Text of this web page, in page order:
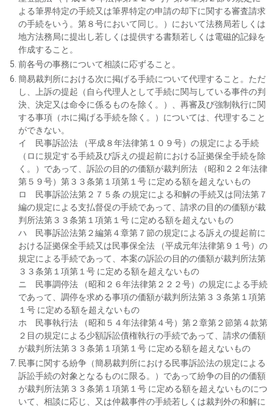
よる筆界特定の手続又は筆界特定の申請の却下に関する審査請求
の手続をいう。第８号において同じ。）において法務局若しくは
地方法務局に提出し若しくは提供する書類若しくは電磁的記録を
作成すること。
前各号の事務について相談に応ずること。
簡易裁判所における次に掲げる手続について代理すること。ただ
し、上訴の提起（自ら代理人として手続に関与している事件の判
決、決定又は命令に係るものを除く。）、再審及び強制執行に関
する事項（ホに掲げる手続を除く。）については、代理すること
ができない。
イ 民事訴訟法 （平成８年法律第１０９号）の規定による手続
（ロに規定する手続及び訴えの提起前における証拠保全手続を除
く。）であって、訴訟の目的の価額が裁判所法 （昭和２２年法律
第５９号）第３３条第１項第１号 に定める額を超えないもの
ロ 民事訴訟法第２７５条 の規定による和解の手続又は同法第７
編の規定による支払督促の手続であって、請求の目的の価額が裁
判所法第３３条第１項第１号 に定める額を超えないもの
ハ 民事訴訟法第２編第４章第７節の規定による訴えの提起前に
おける証拠保全手続又は民事保全法 （平成元年法律第９１号）の
規定による手続であって、本案の訴訟の目的の価額が裁判所法第
３３条第１項第１号 に定める額を超えないもの
ニ 民事調停法 （昭和２６年法律第２２２号）の規定による手続
であって、調停を求める事項の価額が裁判所法第３３条第１項第
１号 に定める額を超えないもの
ホ 民事執行法 （昭和５４年法律第４号）第２章第２節第４款第
２目の規定による少額訴訟債権執行の手続であって、請求の価額
が裁判所法第３３条第１項第１号 に定める額を超えないもの
民事に関する紛争（簡易裁判所における民事訴訟法の規定による
訴訟手続の対象となるものに限る。）であって紛争の目的の価額
が裁判所法第３３条第１項第１号 に定める額を超えないものにつ
いて、相談に応じ、又は仲裁事件の手続若しくは裁判外の和解に